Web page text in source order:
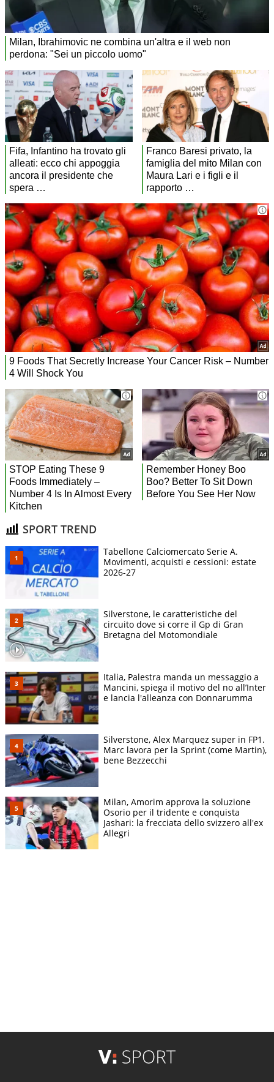
SPORT TREND
Tabellone Calciomercato Serie A.
Movimenti, acquisti e cessioni: estate
2026-27
Silverstone, le caratteristiche del
circuito dove si corre il Gp di Gran
Bretagna del Motomondiale
Italia, Palestra manda un messaggio a
Mancini, spiega il motivo del no all’Inter
e lancia l'alleanza con Donnarumma
Silverstone, Alex Marquez super in FP1.
Marc lavora per la Sprint (come Martin),
bene Bezzecchi
Milan, Amorim approva la soluzione
Osorio per il tridente e conquista
Jashari: la frecciata dello svizzero all'ex
Allegri